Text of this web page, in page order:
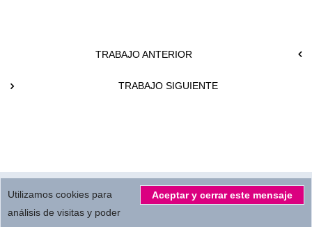
TRABAJO ANTERIOR
TRABAJO SIGUIENTE
All Rights reserved byMBC Servicios Audiovisuales S.L.
Aceptar y cerrar este mensaje
Utilizamos cookies para
análisis de visitas y poder